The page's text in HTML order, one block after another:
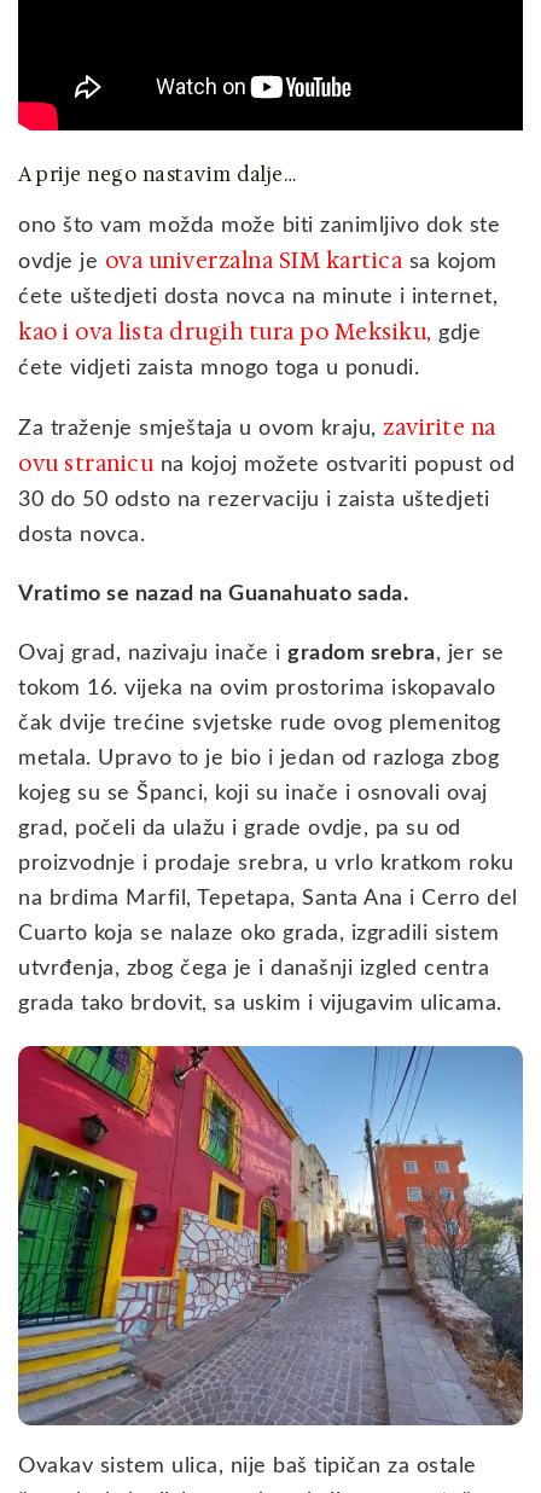
A prije nego nastavim dalje…
ono što vam možda može biti zanimljivo dok ste
ovdje je ova univerzalna SIM karticasa kojom
ćete uštedjeti dosta novca na minute i internet,
kao i ova lista drugih tura po Meksiku, gdje
ćete vidjeti zaista mnogo toga u ponudi.
Za traženje smještaja u ovom kraju, zavirite na
ovu stranicu na kojoj možete ostvariti popust od
30 do 50 odsto na rezervaciju i zaista uštedjeti
dosta novca.
Vratimo se nazad na Guanahuato sada.
Ovaj grad, nazivaju inače i gradom srebra, jer se
tokom 16. vijeka na ovim prostorima iskopavalo
čak dvije trećine svjetske rude ovog plemenitog
metala. Upravo to je bio i jedan od razloga zbog
kojeg su se Španci, koji su inače i osnovali ovaj
grad, počeli da ulažu i grade ovdje, pa su od
proizvodnje i prodaje srebra, u vrlo kratkom roku
na brdima Marfil, Tepetapa, Santa Ana i Cerro del
Cuarto koja se nalaze oko grada, izgradili sistem
utvrđenja, zbog čega je i današnji izgled centra
grada tako brdovit, sa uskim i vijugavim ulicama.
Ovakav sistem ulica, nije baš tipičan za ostale